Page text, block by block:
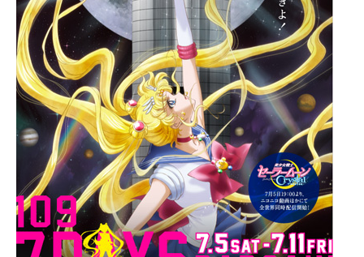
経営リーダーのコミュニティ
マーケ×ITの今がよく分かる
ITエンジニア向け専門サイト
企業向けIT製品の総合サイト
IT製品の技術・比較・事例
製造業のIT導入・活用を支援
モノづくり技術者専門サイト
エレクトロニクス専門サイト